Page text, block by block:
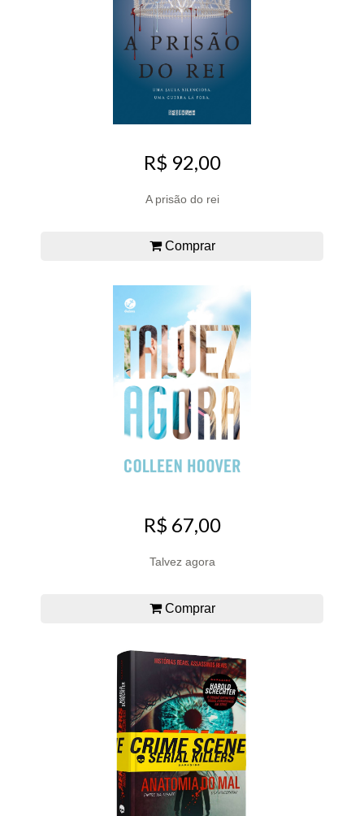
R$ 92,00
A prisão do rei
Comprar
R$ 67,00
Talvez agora
Comprar